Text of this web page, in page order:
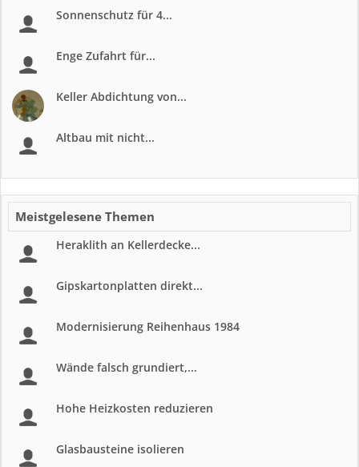
Sonnenschutz für 4...
Enge Zufahrt für...
Keller Abdichtung von...
Altbau mit nicht...
Meistgelesene Themen
Heraklith an Kellerdecke...
Gipskartonplatten direkt...
Modernisierung Reihenhaus 1984
Wände falsch grundiert,...
Hohe Heizkosten reduzieren
Glasbausteine isolieren